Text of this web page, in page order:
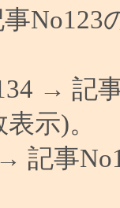
No123
→ 記
示)。
記事